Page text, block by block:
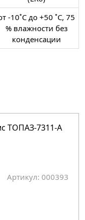
-10˚С до +50 ˚С, 75
% влажности без
конденсации
ТОПАЗ-7311-А
Артикул: 000393